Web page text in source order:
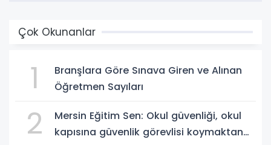
Çok Okunanlar
1
Branşlara Göre Sınava Giren ve Alınan
Öğretmen Sayıları
2
Mersin Eğitim Sen: Okul güvenliği, okul
kapısına güvenlik görevlisi koymaktan